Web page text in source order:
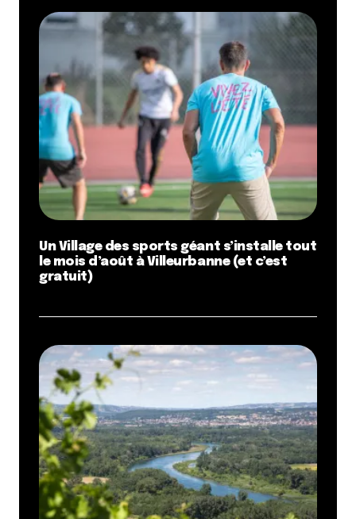
Un Village des sports géant s’installe tout
le mois d’août à Villeurbanne (et c’est
gratuit)